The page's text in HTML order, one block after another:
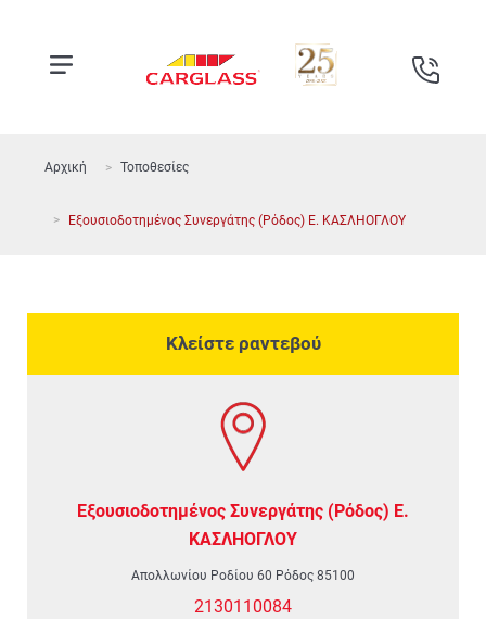
Αρχική Τοποθεσίες
Εξουσιοδοτημένος Συνεργάτης (Ρόδος) Ε. ΚΑΣΛΗΟΓΛΟΥ
Κλείστε ραντεβού
Εξουσιοδοτημένος Συνεργάτης (Ρόδος) Ε.
ΚΑΣΛΗΟΓΛΟΥ
Απολλωνίου Ροδίου 60 Ρόδος 85100
2130110084